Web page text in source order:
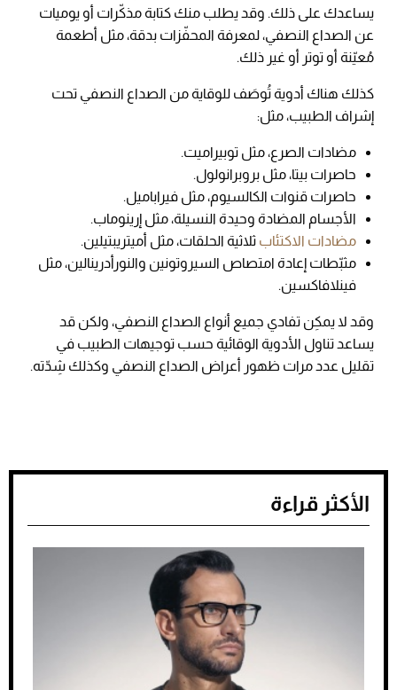
يساعدك على ذلك. وقد يطلب منك كتابة مذكّرات أو يوميات
عن الصداع النصفي، لمعرفة المحفّزات بدقة، مثل أطعمة
مُعيّنة أو توتر أو غير ذلك.
كذلك هناك أدوية تُوصَف للوقاية من الصداع النصفي تحت
إشراف الطبيب، مثل:
مضادات الصرع، مثل توبيراميت.
حاصرات بيتا، مثل بروبرانولول.
حاصرات قنوات الكالسيوم، مثل فيراباميل.
الأجسام المضادة وحيدة النسيلة، مثل إرينوماب.
مضادات الاكتئاب ثلاثية الحلقات، مثل أميتريبتيلين.
مثبّطات إعادة امتصاص السيروتونين والنورأدرينالين، مثل
فينلافاكسين.
وقد لا يمكِن تفادي جميع أنواع الصداع النصفي، ولكن قد
يساعد تناول الأدوية الوقائية حسب توجيهات الطبيب في
تقليل عدد مرات ظهور أعراض الصداع النصفي وكذلك شِدّته.
الأكثر قراءة